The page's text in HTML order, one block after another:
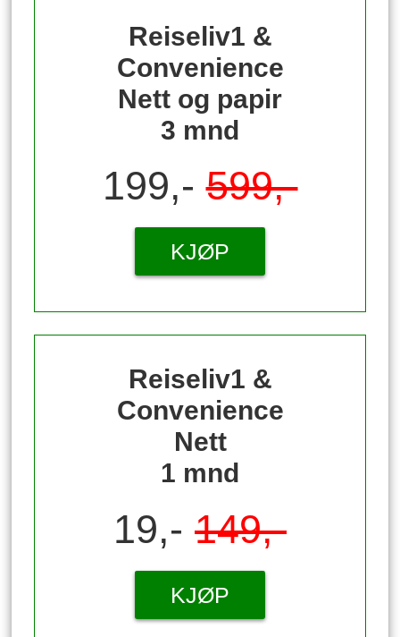
Reiseliv1 &
Convenience
Nett og papir
3 mnd
199,-599,-
KJØP
Reiseliv1 &
Convenience
Nett
1 mnd
19,- 149,-
KJØP